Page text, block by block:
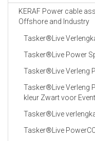
KERAF Power cable
Offshore and Industry
Tasker®Live
Tasker®Live Power
Tasker®Live Verleng
Tasker®Live Verleng
kleur Zwart voor
Tasker®Live
Tasker®Live